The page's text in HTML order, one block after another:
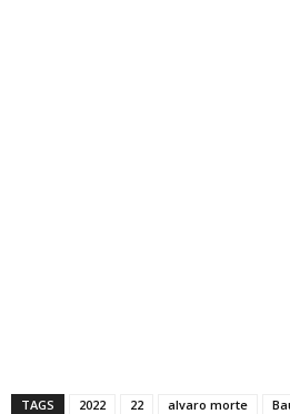
TAGS 2022 22 alvaro morte